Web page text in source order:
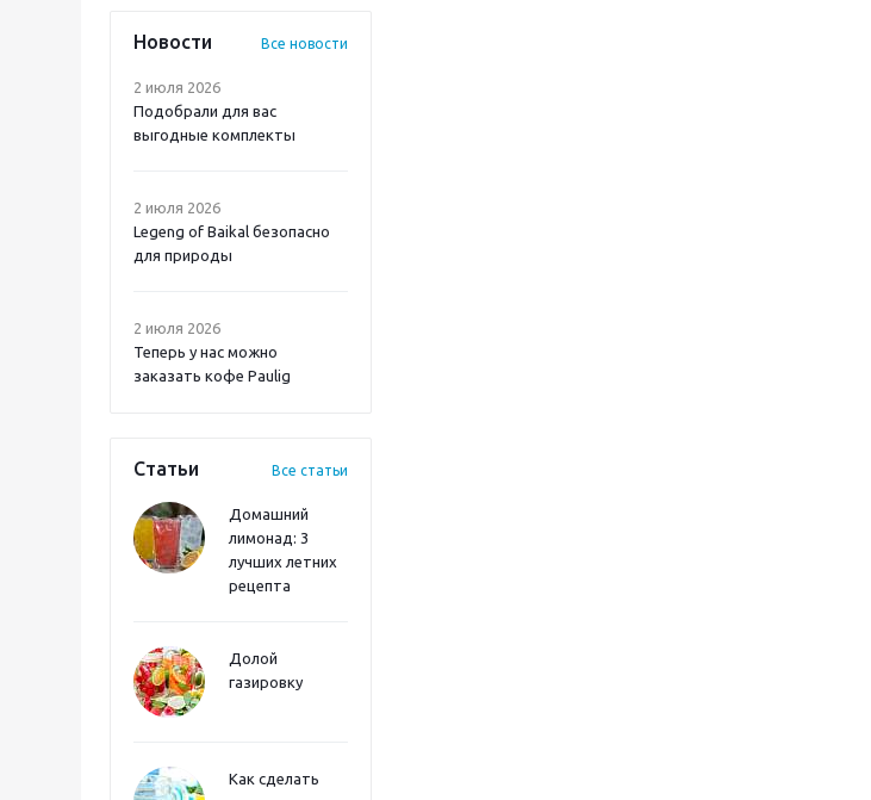
Новости Все новости
2 июля 2026
Подобрали для вас
выгодные комплекты
2 июля 2026
Legeng of Baikal безопасно
для природы
2 июля 2026
Теперь у нас можно
заказать кофе Paulig
Статьи Все статьи
Домашний
лимонад: 3
лучших летних
рецепта
Долой
газировку
Как сделать